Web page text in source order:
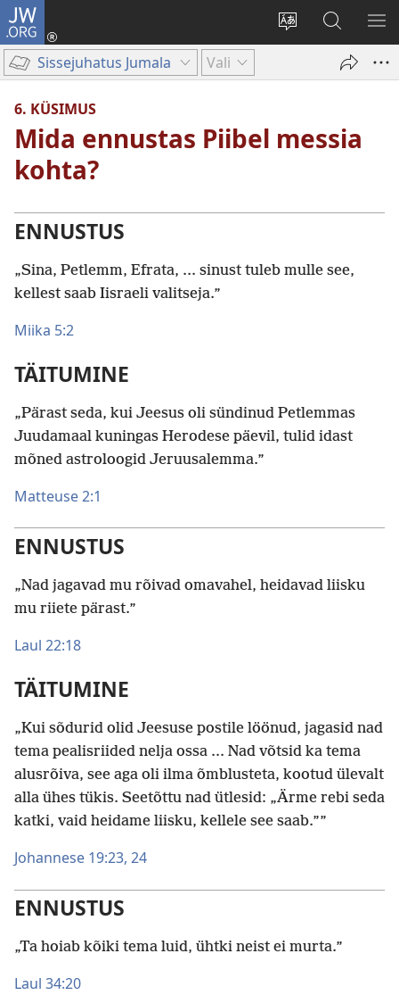
JW.ORG
Muuda
veebisaidi
keelt
Logi
sisse
Otsi
saidilt
JW.ORG
Sissejuhatus Jumala SõnaleVali
6. KÜSIMUS
Mida ennustas Piibel messia
kohta?
ENNUSTUS
„Sina, Petlemm, Efrata, ... sinust tuleb mulle see,
kellest saab Iisraeli valitseja.”
Miika 5:2
TÄITUMINE
„Pärast seda, kui Jeesus oli sündinud Petlemmas
Juudamaal kuningas Herodese päevil, tulid idast
mõned astroloogid Jeruusalemma.”
Matteuse 2:1
ENNUSTUS
„Nad jagavad mu rõivad omavahel, heidavad liisku
mu riiete pärast.”
Laul 22:18
TÄITUMINE
„Kui sõdurid olid Jeesuse postile löönud, jagasid nad
tema pealisriided nelja ossa ... Nad võtsid ka tema
alusrõiva, see aga oli ilma õmblusteta, kootud ülevalt
alla ühes tükis. Seetõttu nad ütlesid: „Ärme rebi seda
katki, vaid heidame liisku, kellele see saab.””
Johannese 19:23, 24
ENNUSTUS
„Ta hoiab kõiki tema luid, ühtki neist ei murta.”
Laul 34:20